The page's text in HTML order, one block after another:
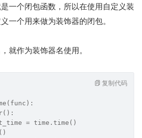
一个闭包函数，所以在使用自定义装
一个用来做为装饰器的闭包。
就作为装饰器名使用。
= time.time()
复制代码